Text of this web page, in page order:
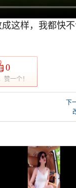
这样，我都快
0
赞一个！
下